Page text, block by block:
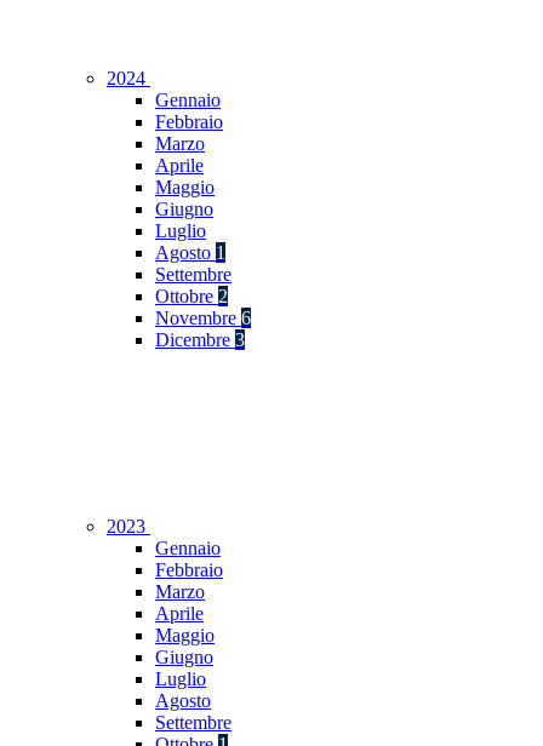
2024
Gennaio
Febbraio
Marzo
Aprile
Maggio
Giugno
Luglio
Agosto 1
Settembre
Ottobre 2
Novembre 6
Dicembre 3
2023
Gennaio
Febbraio
Marzo
Aprile
Maggio
Giugno
Luglio
Agosto
Settembre